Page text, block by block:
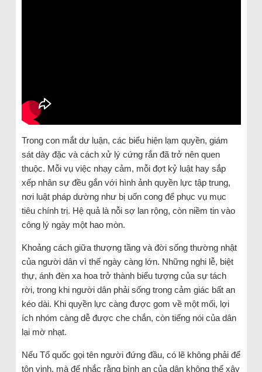
Trong con mắt dư luận, các biểu hiện lạm quyền, giám
sát dày đặc và cách xử lý cứng rắn đã trở nên quen
thuộc. Mỗi vụ việc nhạy cảm, mỗi đợt kỷ luật hay sắp
xếp nhân sự đều gắn với hình ảnh quyền lực tập trung,
nơi luật pháp dường như bị uốn cong để phục vụ mục
tiêu chính trị. Hệ quả là nỗi sợ lan rộng, còn niềm tin vào
công lý ngày một hao mòn.
Khoảng cách giữa thượng tầng và đời sống thường nhật
của người dân vì thế ngày càng lớn. Những nghi lễ, biệt
thự, ánh đèn xa hoa trở thành biểu tượng của sự tách
rời, trong khi người dân phải sống trong cảm giác bất an
kéo dài. Khi quyền lực càng được gom về một mối, lợi
ích nhóm càng dễ được che chắn, còn tiếng nói của dân
lại mờ nhạt.
Nếu Tổ quốc gọi tên người đứng đầu, có lẽ không phải để
tôn vinh, mà để nhắc rằng bình an của dân không thể xây